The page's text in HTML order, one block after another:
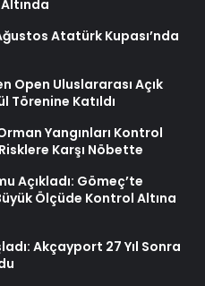
Atatürk Kupası’nda
Open Uluslararası Açık
Törenine Katıldı
Yangınları Kontrol
Karşı Nöbette
Açıkladı: Gömeç’te
Ölçüde Kontrol Altına
Akçayport 27 Yıl Sonra